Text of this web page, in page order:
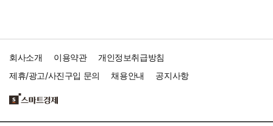
회사소개 이용약관
개인정보취급방침
제휴/광고/사진구입 문의
채용안내 공지사항